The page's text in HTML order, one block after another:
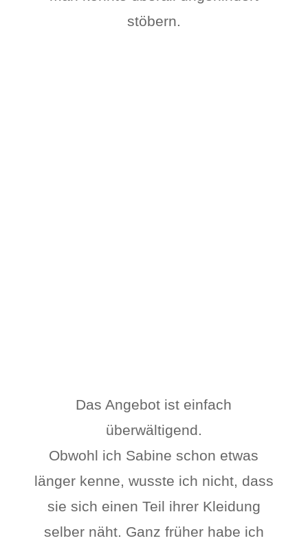
stöbern.
Das Angebot ist einfach
überwältigend.
Obwohl ich Sabine schon etwas
länger kenne, wusste ich nicht, dass
sie sich einen Teil ihrer Kleidung
selber näht. Ganz früher habe ich